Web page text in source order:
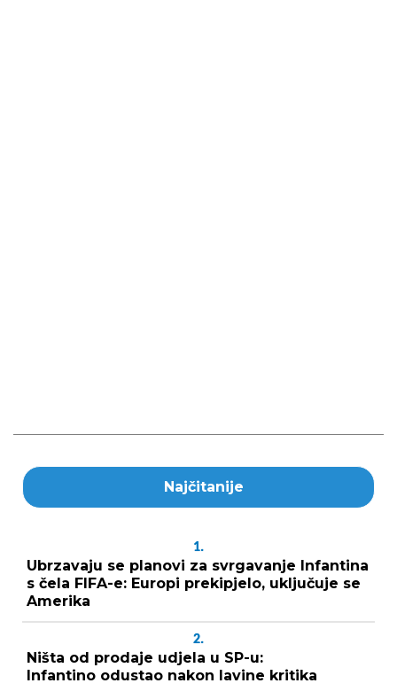
Najčitanije
1.
Ubrzavaju se planovi za svrgavanje Infantina
s čela FIFA-e: Europi prekipjelo, uključuje se
Amerika
2.
Ništa od prodaje udjela u SP-u:
Infantino odustao nakon lavine kritika